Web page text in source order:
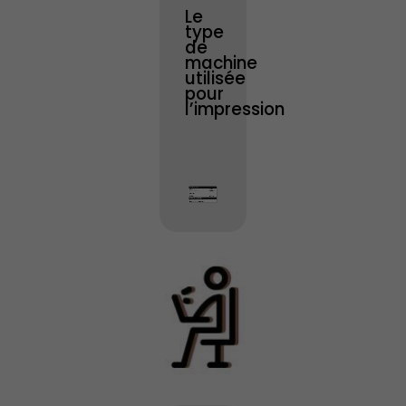
Le
type
de
machine
utilisée
pour
l’impression